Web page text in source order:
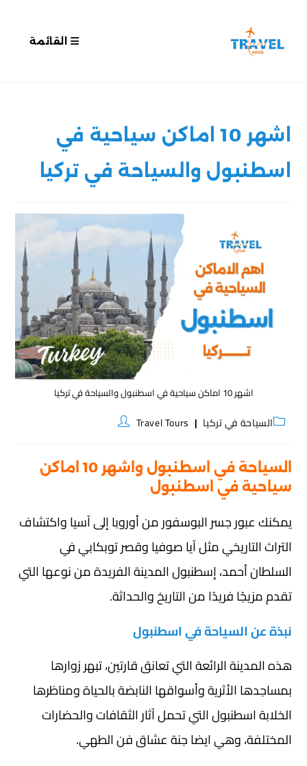
القائمة
اشهر 10 اماكن سياحية في
اسطنبول والسياحة في تركيا
اشهر 10 اماكن سياحية في اسطنبول والسياحة في تركيا
السياحة في تركيا Travel Tours
السياحة في اسطنبول واشهر 10 اماكن
سياحية في اسطنبول
يمكنك عبور جسر البوسفور من أوروبا إلى آسيا واكتشاف
التراث التاريخي مثل آيا صوفيا وقصر توبكابي في
السلطان أحمد، إسطنبول المدينة الفريدة من نوعها التي
تقدم مزيجًا فريدًا من التاريخ والحداثة.
نبذة عن السياحة في اسطنبول
هذه المدينة الرائعة التي تعانق قارتين، تبهر زوارها
بمساجدها الأثرية وأسواقها النابضة بالحياة ومناظرها
الخلابة اسطنبول التي تحمل آثار الثقافات والحضارات
المختلفة، وهي ايضا جنة عشاق فن الطهي.